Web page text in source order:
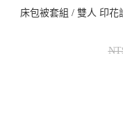
床包被套組 / 雙人 印花